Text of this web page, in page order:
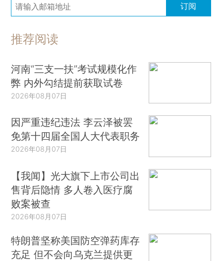
订阅
推荐阅读
河南“三支一扶”考试规模化作
弊 内外勾结提前获取试卷
2026年08月07日
因严重违纪违法 李云泽被罢
免第十四届全国人大代表职务
2026年08月07日
【我闻】光大旗下上市公司出
售背后隐情 多人卷入医疗腐
败案被查
2026年08月07日
特朗普坚称美国防空弹药库存
充足 但不会向乌克兰提供更